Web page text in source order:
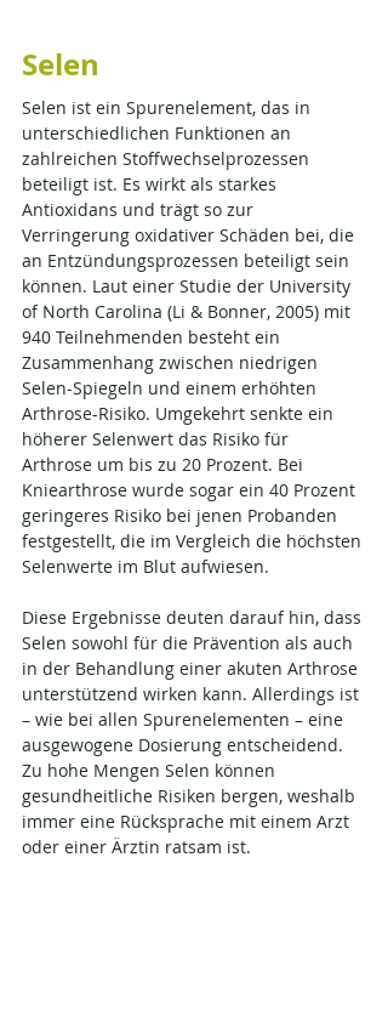
Selen
Selen ist ein Spurenelement, das in
unterschiedlichen Funktionen an
zahlreichen Stoffwechselprozessen
beteiligt ist. Es wirkt als starkes
Antioxidans und trägt so zur
Verringerung oxidativer Schäden bei, die
an Entzündungsprozessen beteiligt sein
können. Laut einer Studie der University
of North Carolina (Li & Bonner, 2005) mit
940 Teilnehmenden besteht ein
Zusammenhang zwischen niedrigen
Selen-Spiegeln und einem erhöhten
Arthrose-Risiko. Umgekehrt senkte ein
höherer Selenwert das Risiko für
Arthrose um bis zu 20 Prozent. Bei
Kniearthrose wurde sogar ein 40 Prozent
geringeres Risiko bei jenen Probanden
festgestellt, die im Vergleich die höchsten
Selenwerte im Blut aufwiesen.
Diese Ergebnisse deuten darauf hin, dass
Selen sowohl für die Prävention als auch
in der Behandlung einer akuten Arthrose
unterstützend wirken kann. Allerdings ist
– wie bei allen Spurenelementen – eine
ausgewogene Dosierung entscheidend.
Zu hohe Mengen Selen können
gesundheitliche Risiken bergen, weshalb
immer eine Rücksprache mit einem Arzt
oder einer Ärztin ratsam ist.